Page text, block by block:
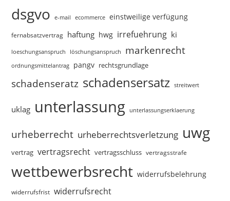
dsgvo e-mail ecommerce einstweilige verfügung
fernabsatzvertrag haftung hwg irrefuehrung ki
loeschungsanspruch löschungsanspruch markenrecht
ordnungsmittelantrag pangv rechtsgrundlage
schadenseratz schadensersatz streitwert
uklag unterlassung unterlassungserklaerung
urheberrecht urheberrechtsverletzung uwg
vertrag vertragsrecht vertragsschluss vertragsstrafe
wettbewerbsrecht widerrufsbelehrung
widerrufsfrist widerrufsrecht